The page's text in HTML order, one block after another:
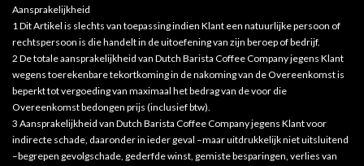
Aansprakelijkheid
1 Dit Artikel is slechts van toepassing indien Klant een natuurlijke persoon of
rechtspersoon is die handelt in de uitoefening van zijn beroep of bedrijf.
2 De totale aansprakelijkheid van Dutch Barista Coffee Company jegens Klant
wegens toerekenbare tekortkoming in de nakoming van de Overeenkomst is
beperkt tot vergoeding van maximaal het bedrag van de voor die
Overeenkomst bedongen prijs (inclusief btw).
3 Aansprakelijkheid van Dutch Barista Coffee Company jegens Klant voor
indirecte schade, daaronder in ieder geval –maar uitdrukkelijk niet uitsluitend
–begrepen gevolgschade, gederfde winst, gemiste besparingen, verlies van